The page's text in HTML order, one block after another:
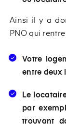
Ainsi il y a
PNO qui
Votre
entre deux
Le
par
trouvant